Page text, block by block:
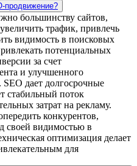
продвижение?
большинству сайтов,
трафик, привлечь
видимость в поисковых
потенциальных
за счет
и улучшенного
SEO дает долгосрочные
стабильный поток
затрат на рекламу.
конкурентов,
своей видимостью в
оптимизация делает
для